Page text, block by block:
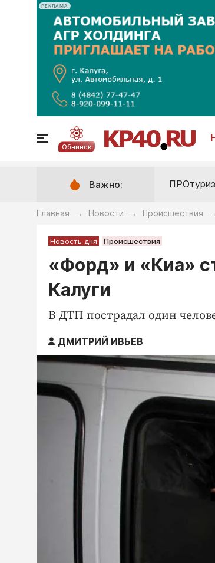
РЕКЛАМА
Обнинск
Важно:
Главная → Новости → Происшествия →
Новость дня Происшествия
«Форд» и «Киа»
Калуги
В ДТП пострадал один
ДМИТРИЙ ИВЬЕВ